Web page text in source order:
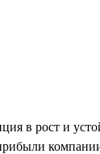
в рост и